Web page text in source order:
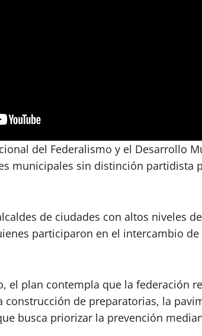
del Federalismo y el Desarrollo
municipales sin distinción
de ciudades con altos niveles
participaron en el intercambio
el plan contempla que la federación
de preparatorias, la
busca priorizar la prevención